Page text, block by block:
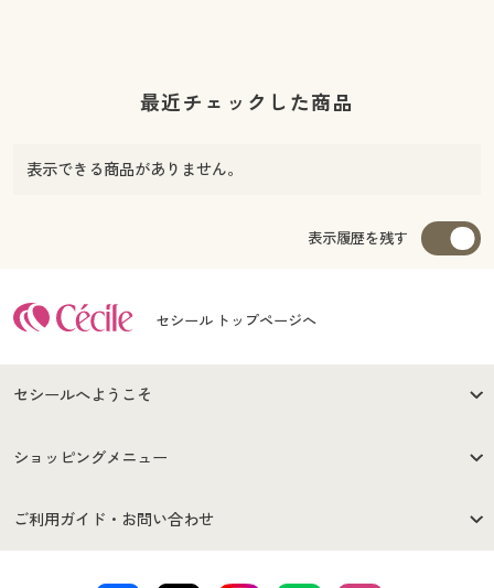
最近チェックした商品
表示できる商品がありません。
表示履歴を残す
セシール トップページへ
セシールへようこそ
はじめての方へ
セシールご利用規約
ショッピングメニュー
商品カテゴリ
ご利用ガイド・お問い合わせ